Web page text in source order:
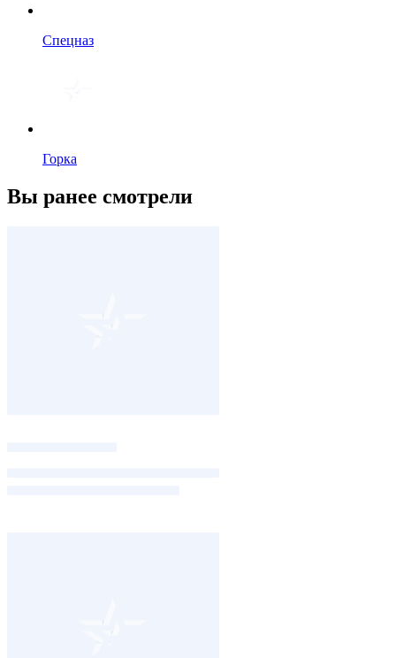
Спецназ
Горка
Вы ранее смотрели